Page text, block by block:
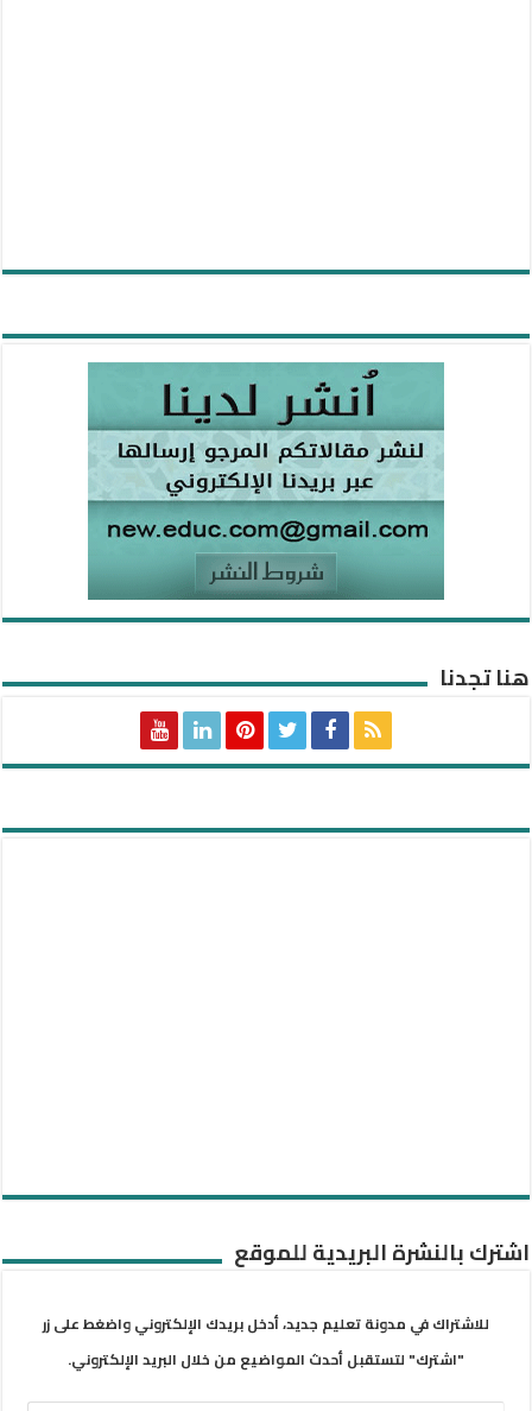
هنا تجدنا
اشترك بالنشرة البريدية للموقع
للاشتراك في مدونة تعليم جديد، أدخل بريدك الإلكتروني واضغط على زر
"اشترك" لتستقبل أحدث المواضيع من خلال البريد الإلكتروني.